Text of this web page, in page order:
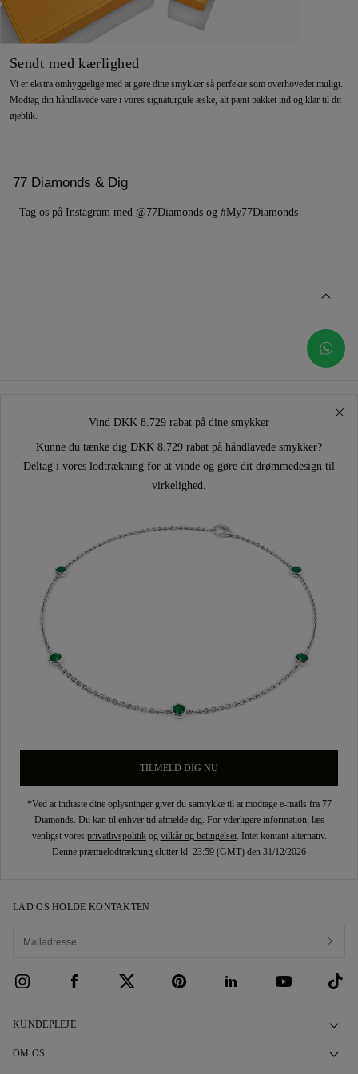
Sendt med kærlighed
Vi er ekstra omhyggelige med at gøre dine smykker så perfekte som overhovedet muligt.
Modtag din håndlavede vare i vores signaturgule æske, alt pænt pakket ind og klar til dit
øjeblik.
77 Diamonds & Dig
Tag os på Instagram med @77Diamonds og #My77Diamonds
Vind DKK 8.729 rabat på dine smykker
Kunne du tænke dig DKK 8.729 rabat på håndlavede smykker?
Deltag i vores lodtrækning for at vinde og gøre dit drømmedesign til
virkelighed.
TILMELD DIG NU
*Ved at indtaste dine oplysninger giver du samtykke til at modtage e-mails fra 77
Diamonds. Du kan til enhver tid afmelde dig. For yderligere information, læs
venligst vores privatlivspolitikog vilkår og betingelser. Intet kontant alternativ.
Denne præmielodtrækning slutter kl. 23:59 (GMT) den 31/12/2026
LAD OS HOLDE KONTAKTEN
KUNDEPLEJE
Kontakt os
OM OS